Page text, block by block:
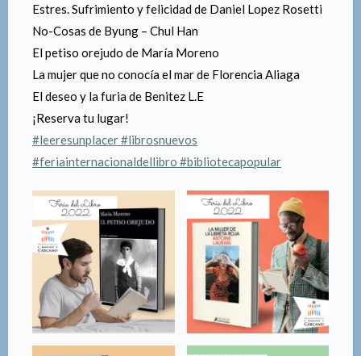
Estres. Sufrimiento y felicidad de Daniel Lopez Rosetti
No-Cosas de Byung – Chul Han
El petiso orejudo de María Moreno
La mujer que no conocía el mar de Florencia Aliaga
El deseo y la furia de Benitez L.E
¡Reserva tu lugar!
#leeresunplacer#librosnuevos
#feriainternacionaldellibro #bibliotecapopular